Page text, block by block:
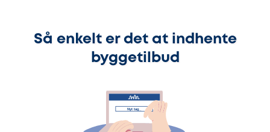
Så enkelt er det at indhente
byggetilbud